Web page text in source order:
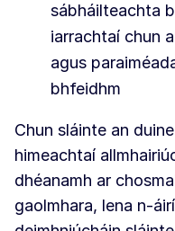
sábháilteachta
iarrachtaí chun
agus
bhfeidhm
Chun sláinte an
himeachtaí
dhéanamh ar
gaolmhara, lena n-